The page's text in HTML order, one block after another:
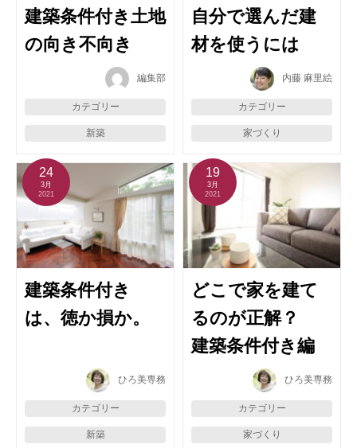
建築条件付き土地
の向き不向き
編集部
カテゴリー
新築
自分で選んだ建
材を使うには
内藤 麻里絵
カテゴリー
家づくり
24
3月
2021
建築条件付き
は、徳か損か。
ひろ美専務
カテゴリー
新築
19
3月
2021
どこで家を建て
るのが正解？
建築条件付き編
ひろ美専務
カテゴリー
家づくり